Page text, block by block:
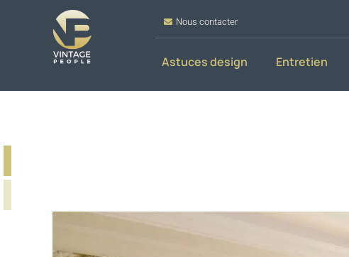
Nous contacter
Astuces design Entretien